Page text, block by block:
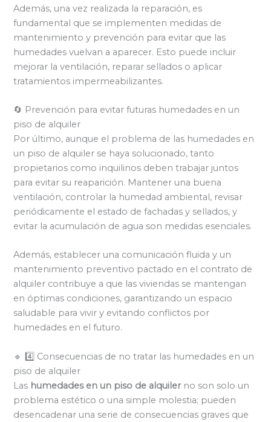
Además, una vez realizada la reparación, es
fundamental que se implementen medidas de
mantenimiento y prevención para evitar que las
humedades vuelvan a aparecer. Esto puede incluir
mejorar la ventilación, reparar sellados o aplicar
tratamientos impermeabilizantes.
🔄 Prevención para evitar futuras humedades en un
piso de alquiler
Por último, aunque el problema de las humedades en
un piso de alquiler se haya solucionado, tanto
propietarios como inquilinos deben trabajar juntos
para evitar su reaparición. Mantener una buena
ventilación, controlar la humedad ambiental, revisar
periódicamente el estado de fachadas y sellados, y
evitar la acumulación de agua son medidas esenciales.
Además, establecer una comunicación fluida y un
mantenimiento preventivo pactado en el contrato de
alquiler contribuye a que las viviendas se mantengan
en óptimas condiciones, garantizando un espacio
saludable para vivir y evitando conflictos por
humedades en el futuro.
🔹 4️⃣ Consecuencias de no tratar las humedades en un
piso de alquiler
Las humedades en un piso de alquilerno son solo un
problema estético o una simple molestia; pueden
desencadenar una serie de consecuencias graves que